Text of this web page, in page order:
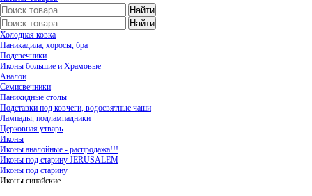
Холодная ковка
Паникадила, хоросы, бра
Подсвечники
Иконы большие и Храмовые
Аналои
Семисвечники
Панихидные столы
Подставки под ковчеги, водосвятные чаши
Лампады, подлампадники
Церковная утварь
Иконы
Иконы аналойные - распродажа!!!
Иконы под старину JERUSALEM
Иконы под старину
Иконы синайские